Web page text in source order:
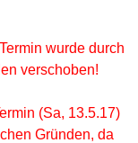
wurde durch
verschoben!
(Sa, 13.5.17)
Gründen, da